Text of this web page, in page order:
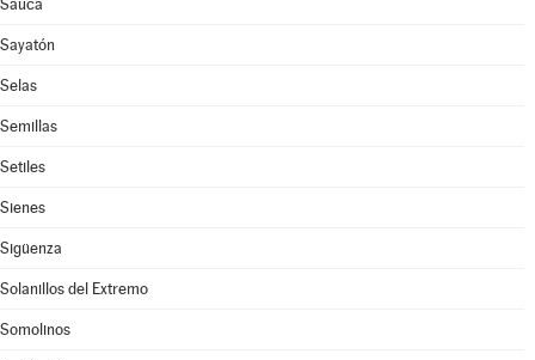
Saúca
Sayatón
Selas
Semillas
Setiles
Sienes
Sigüenza
Solanillos del Extremo
Somolinos